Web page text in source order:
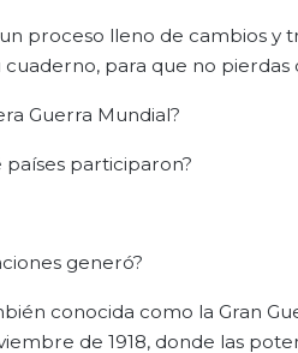
proceso lleno de cambios y
para que no pierdas
Guerra Mundial?
participaron?
generó?
conocida como la Gran
de 1918, donde las